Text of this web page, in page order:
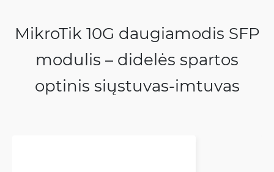
MikroTik 10G daugiamodis SFP
modulis – didelės spartos
optinis siųstuvas-imtuvas